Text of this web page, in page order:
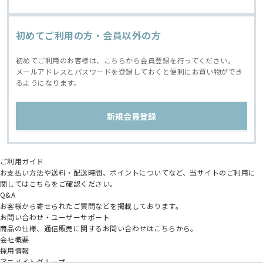
初めてご利用の方・会員以外の方
初めてご利用のお客様は、こちらから会員登録を行ってください。
メールアドレスとパスワードを登録しておくと便利にお買い物ができ
るようになります。
ご利用ガイド
お支払い方法や送料・配送時間、ポイントについてなど、当サイトのご利用に
関してはこちらをご確認ください。
Q&A
お客様から寄せられたご質問などを掲載しております。
お問い合わせ・ユーザーサポート
商品の仕様、通信販売に関するお問い合わせはこちらから。
会社概要
採用情報